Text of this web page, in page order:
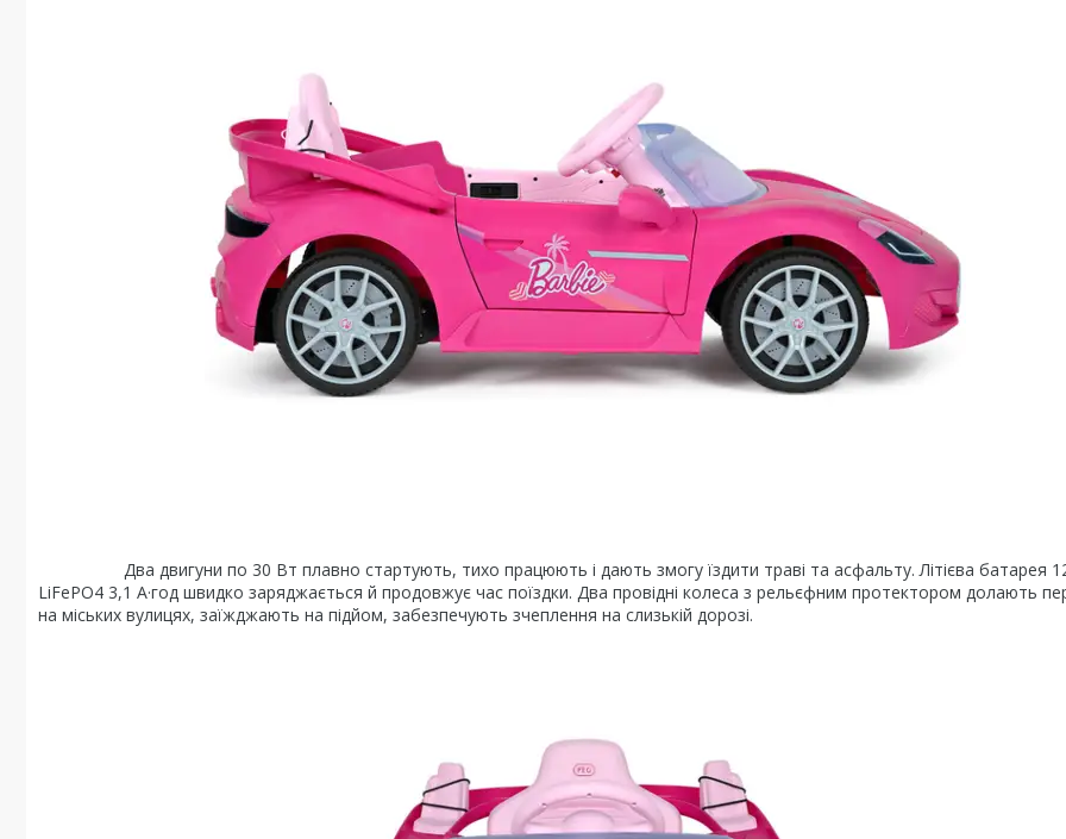
Два двигуни по 30 Вт плавно стартують, тихо працюють і дають змогу їздити траві та асфальту. Літієва батарея
LiFePO4 3,1 А·год швидко заряджається й продовжує час поїздки. Два провідні колеса з рельєфним протектором долають
на міських вулицях, заїжджають на підйом, забезпечують зчеплення на слизькій дорозі.